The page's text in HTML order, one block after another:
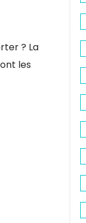
? La
les